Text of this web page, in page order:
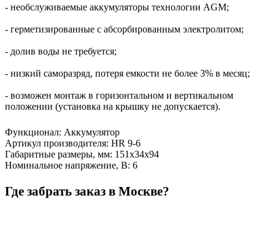
- необслуживаемые аккумуляторы технологии AGM;
- герметизированные с абсорбированным электролитом;
- долив воды не требуется;
- низкий саморазряд, потеря емкости не более 3% в месяц;
- возможен монтаж в горизонтальном и вертикальном
положении (установка на крышку не допускается).
Функционал: Аккумулятор
Артикул производителя: HR 9-6
Габаритные размеры, мм: 151х34х94
Номинальное напряжение, В: 6
Где забрать заказ в Москве?